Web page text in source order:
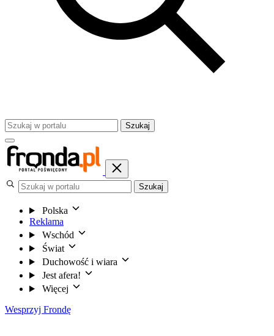
Szukaj
Szukaj
Polska
Reklama
Wschód
Świat
Duchowość i wiara
Jest afera!
Więcej
Wesprzyj Frondę